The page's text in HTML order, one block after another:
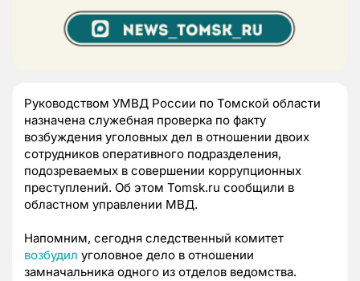
Руководством УМВД России по Томской области
назначена служебная проверка по факту
возбуждения уголовных дел в отношении двоих
сотрудников оперативного подразделения,
подозреваемых в совершении коррупционных
преступлений. Об этом Tomsk.ru сообщили в
областном управлении МВД.
Напомним, сегодня следственный комитет
возбудил уголовное дело в отношении
замначальника одного из отделов ведомства.